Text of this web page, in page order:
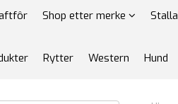
Shop etter merke
Rytter Western Hund